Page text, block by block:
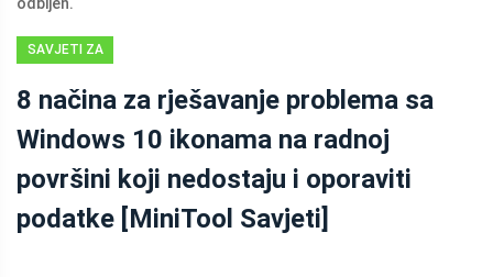
odbijen.
SAVJETI ZA
PODATAKA
8 načina za rješavanje problema sa
Windows 10 ikonama na radnoj
površini koji nedostaju i oporaviti
podatke [MiniTool Savjeti]